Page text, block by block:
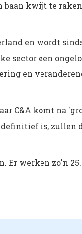
kwijt te
en wordt sinds
sector een
en
C&A komt na
is, zullen
Er werken zo'n